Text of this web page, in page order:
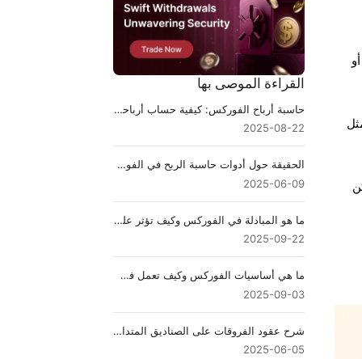
القراءة الموصى بها
حاسبة أرباح الفوركس: كيفية حساب أرباحك من التداول
2025-08-22
الحقيقة حول أدوات حاسبة الربح في الفوركس
2025-06-09
ما هو المبادلة في الفوركس وكيف تؤثر على التداول؟
2025-09-22
ما هي أساسيات الفوركس وكيف تعمل في التداول
2025-09-03
شرح عقود الفروقات على الصناديق المتداولة (ETF): ما هي وكيف تعمل
2025-06-05